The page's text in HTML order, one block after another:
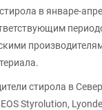
в январе-
стирола в
Styrolution,